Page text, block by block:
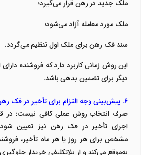
ملک جدید در رهن قرار می‌گیرد؛
ملک مورد معامله آزاد می‌شود؛
سند فک رهن برای ملک اول تنظیم می‌گردد.
این روش زمانی کاربرد دارد که فروشنده دارای
دیگر برای تضمین بدهی باشد.
۶. پیش‌بینی وجه التزام برای تأخیر در فک رهن
صرف انتخاب روش عملی کافی نیست؛ در
اجرای تأخیر در فک رهن نیز تعیین
مشخص برای هر روز یا هر ماه تأخیر،
به‌موقع می‌کند و از بلاتکلیفی خریدار